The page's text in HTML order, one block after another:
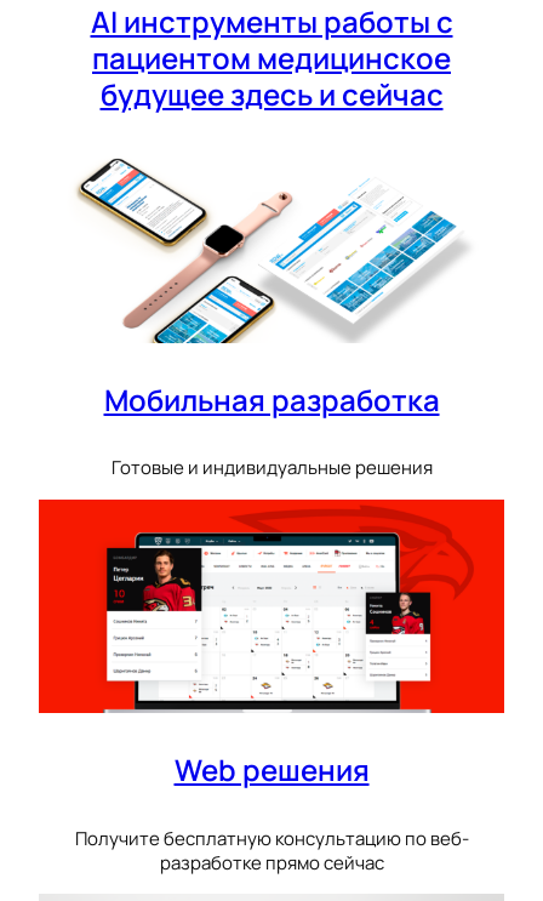
AI инструменты работы с
пациентом медицинское
будущее здесь и сейчас
Мобильная разработка
Готовые и индивидуальные решения
Web решения
Получите бесплатную консультацию по веб-
разработке прямо сейчас